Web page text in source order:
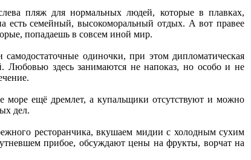
пляж для нормальных людей, которые в плавках,
есть семейный, высокоморальный отдых. А вот правее
попадаешь в совсем иной мир.
одиночки, при этом дипломатическая
Любовью здесь занимаются не напоказ, но особо и не
море ещё дремлет, а купальщики отсутствуют и можно
дел.
ресторанчика, вкушаем мидии с холодным сухим
прибое, обсуждают цены на фрукты, ворчат на